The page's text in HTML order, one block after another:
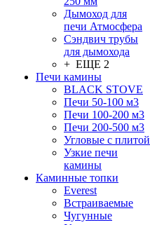
Дымоход для
печи Атмосфера
Сэндвич трубы
для дымохода
+ ЕЩЕ 2
Печи камины
BLACK STOVE
Печи 50-100 м3
Печи 100-200 м3
Печи 200-500 м3
Угловые с плитой
Узкие печи
камины
Каминные топки
Everest
Встраиваемые
Чугунные